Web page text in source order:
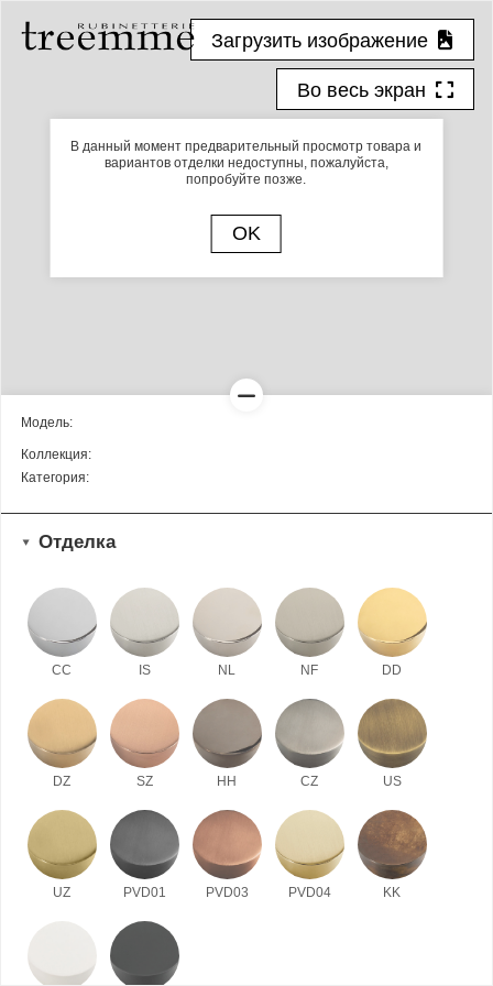
Модель:
Коллекция:
Категория:
Отделка
CC IS NL NF DD
DZ SZ HH CZ US
UZ PVD01 PVD03 PVD04 KK
Загрузить изображение
Во весь экран
В данный момент предварительный просмотр товара и
вариантов отделки недоступны, пожалуйста,
попробуйте позже.
OK